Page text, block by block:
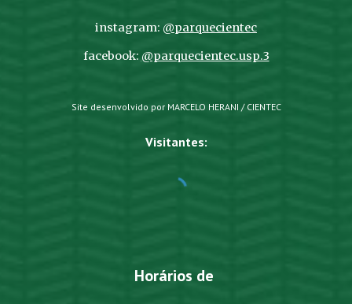
instagram: @parquecientec
facebook: @parquecientec.usp.3
Site desenvolvido por MARCELO HERANI / CIENTEC
Visitantes:
Horários de